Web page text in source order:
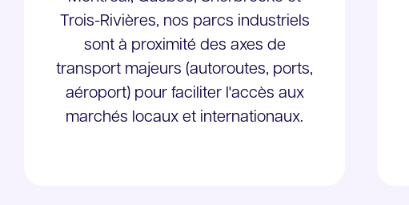
Trois-Rivières, nos parcs industriels
sont à proximité des axes de
transport majeurs (autoroutes, ports,
aéroport) pour faciliter l'accès aux
marchés locaux et internationaux.